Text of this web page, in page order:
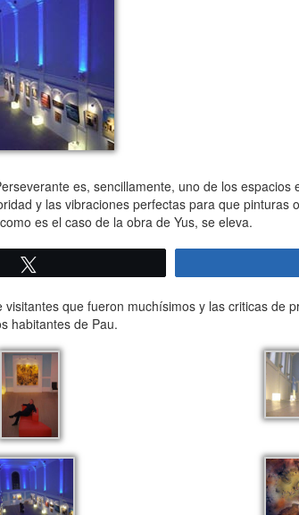
es, sencillamente, uno de los
y las vibraciones perfectas para que
es el caso de la obra de Yus, se eleva.
visitantes que fueron muchísimos y las criticas de
habitantes de Pau.